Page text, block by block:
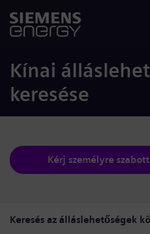
Kínai
keresése
Kérj személyre
Keresés az álláslehetőségek